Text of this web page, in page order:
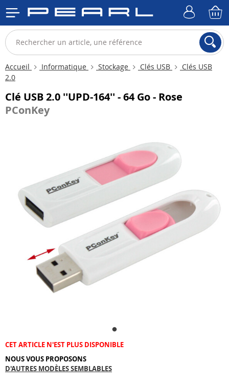
Accueil Informatique Stockage Clés USB
Clés USB
2.0
Clé USB 2.0 ''UPD-164'' - 64 Go - Rose
PConKey
CET ARTICLE N'EST PLUS DISPONIBLE
NOUS VOUS PROPOSONS
D'AUTRES MODÈLES SEMBLABLES